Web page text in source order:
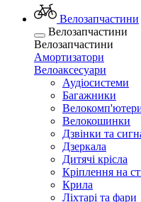
Велозапчастини
Велозапчастини
Велозапчастини
Амортизатори
Велоаксесуари
Аудіосистеми
Багажники
Велокошинки
Дзвінки та
Дзеркала
Дитячі крісла
Кріплення на
Крила
Ліхтарі та фари